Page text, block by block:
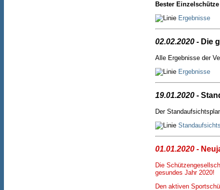
Bester Einzelschütze
Ergebnisse
02.02.2020 - Die
Alle Ergebnisse der
Ergebnisse
19.01.2020 -
Der
01.01.2020 -
Die
gesundes Jahr 2020!
Den aktiven